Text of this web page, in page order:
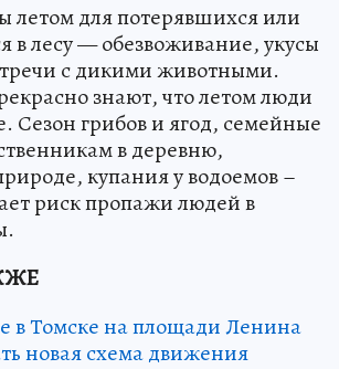
летом для потерявшихся или
в лесу — обезвоживание, укусы
с дикими животными.
знают, что летом люди
Сезон грибов и ягод, семейные
в деревню,
купания у водоемов –
риск пропажи людей в
в Томске на площади Ленина
новая схема движения